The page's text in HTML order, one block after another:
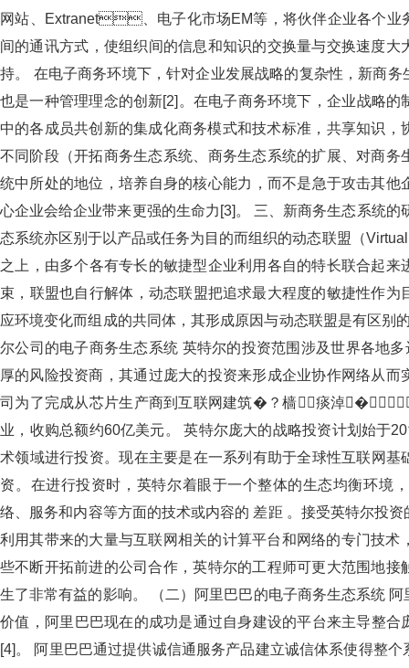
网站、Extranet、电子化市场EM等，将伙伴企业各个
间的通讯方式，使组织间的信息和知识的交换量与交换速度大
持。 在电子商务环境下，针对企业发展战略的复杂性，新
也是一种管理理念的创新[2]。在电子商务环境下，企业战
中的各成员共创新的集成化商务模式和技术标准，共享知识
不同阶段（开拓商务生态系统、商务生态系统的扩展、对商
统中所处的地位，培养自身的核心能力，而不是急于攻击
心企业会给企业带来更强的生命力[3]。 三、新商务生态系
态系统亦区别于以产品或任务为目的而组织的动态联盟（Virtual
之上，由多个各有专长的敏捷型企业利用各自的特长联合起来
束，联盟也自行解体，动态联盟把追求最大程度的敏捷性作
应环境变化而组成的共同体，其形成原因与动态联盟是有区别
尔公司的电子商务生态系统 英特尔的投资范围涉及世界各地多达
厚的风险投资商，其通过庞大的投资来形成企业协作网络从
司为了完成从芯片生产商到互联网建筑�？樯痰淖�
业，收购总额约60亿美元。 英特尔庞大的战略投资计划始于
术领域进行投资。现在主要是在一系列有助于全球性互联网
资。在进行投资时，英特尔着眼于一个整体的生态均衡环境
络、服务和内容等方面的技术或内容的 差距 。接受英特尔投
利用其带来的大量与互联网相关的计算平台和网络的专门技术
些不断开拓前进的公司合作，英特尔的工程师可更大范围地接
生了非常有益的影响。 （二）阿里巴巴的电子商务生态系统
价值，阿里巴巴现在的成功是通过自身建设的平台来主导
[4]。 阿里巴巴通过提供诚信通服务产品建立诚信体系使得整个